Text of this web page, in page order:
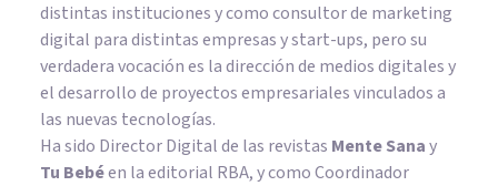
distintas instituciones y como consultor de marketing
digital para distintas empresas y start-ups, pero su
verdadera vocación es la dirección de medios digitales y
el desarrollo de proyectos empresariales vinculados a
las nuevas tecnologías.
Ha sido Director Digital de las revistas Mente Sanay
Tu Bebéen la editorial RBA, y como Coordinador